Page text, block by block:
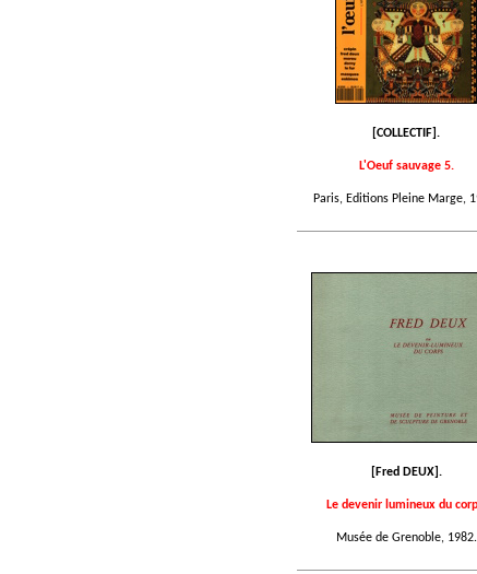
[COLLECTIF].
L'Oeuf sauvage 5.
Paris, Editions Pleine Marge,
[Fred DEUX].
Le devenir lumineux du
Musée de Grenoble, 1982.